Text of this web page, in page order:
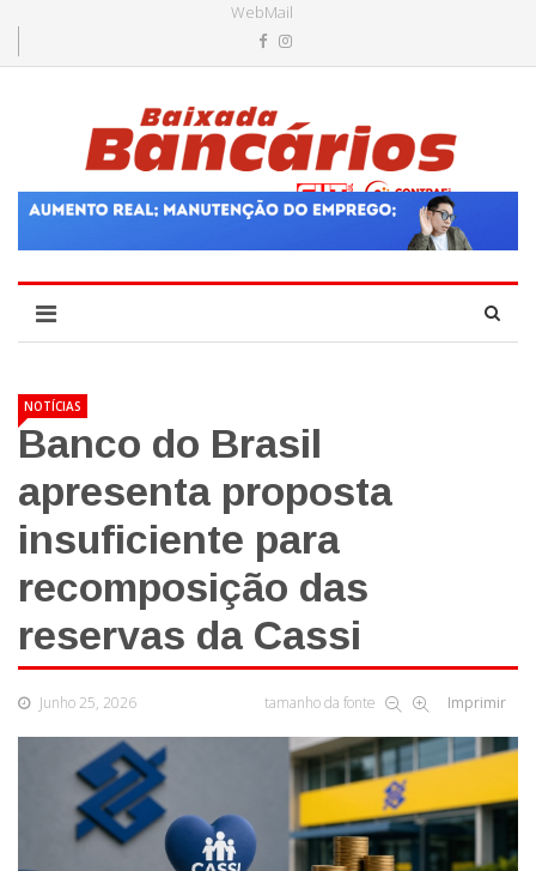
WebMail
NOTÍCIAS
Banco do Brasil
apresenta proposta
insuficiente para
recomposição das
reservas da Cassi
Junho 25, 2026 tamanho da fonte Imprimir